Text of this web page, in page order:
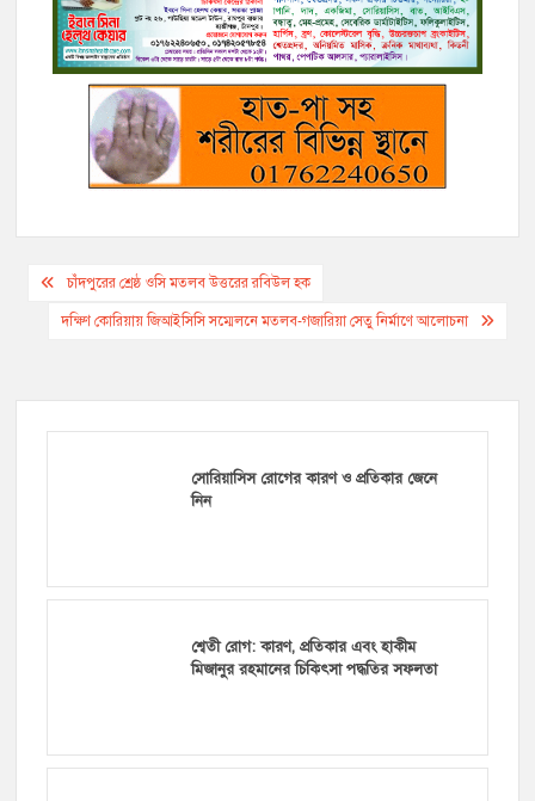
o
k
r
n
k
g
e
r
a
m
p
p
Post
navigation
চাঁদপুরের শ্রেষ্ঠ ওসি মতলব উত্তরের রবিউল হক
দক্ষিণ কোরিয়ায় জিআইসিসি সম্মেলনে মতলব-গজারিয়া সেতু নির্মাণে আলোচনা
সোরিয়াসিস রোগের কারণ ও প্রতিকার জেনে
নিন
শ্বেতী রোগ: কারণ, প্রতিকার এবং হাকীম
মিজানুর রহমানের চিকিৎসা পদ্ধতির সফলতা